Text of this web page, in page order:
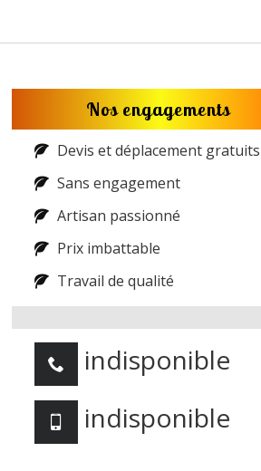
Nos engagements
Devis et déplacement gratuits
Sans engagement
Artisan passionné
Prix imbattable
Travail de qualité
indisponible
indisponible